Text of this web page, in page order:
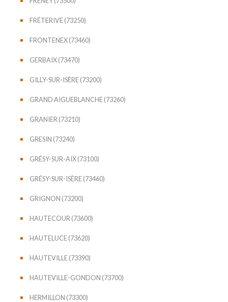
FRÉTERIVE (73250)
FRONTENEX (73460)
GERBAIX (73470)
GILLY-SUR-ISÈRE (73200)
GRAND AIGUEBLANCHE (73260)
GRANIER (73210)
GRESIN (73240)
GRÉSY-SUR-AIX (73100)
GRÉSY-SUR-ISÈRE (73460)
GRIGNON (73200)
HAUTECOUR (73600)
HAUTELUCE (73620)
HAUTEVILLE (73390)
HAUTEVILLE-GONDON (73700)
HERMILLON (73300)